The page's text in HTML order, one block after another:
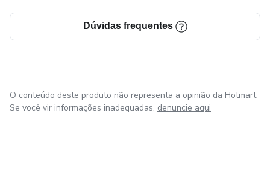
Dúvidas frequentes
O conteúdo deste produto não representa a opinião da Hotmart.
Se você vir informações inadequadas, denuncie aqui